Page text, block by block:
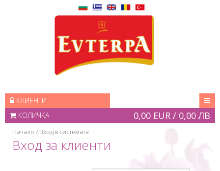
КЛИЕНТИ
КОЛИЧКА
0,00 EUR / 0,00 ЛВ
Начало / Вход в системата
Вход за клиенти